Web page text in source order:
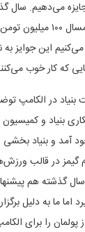
میلیون تومن بود و
این جوایز
که کار خوب
بنیاد در الکامپ
بنیاد و کمیسیون
آمد و بنیاد
در قالب
گذشته هم
اما ما به دلیل
را برای